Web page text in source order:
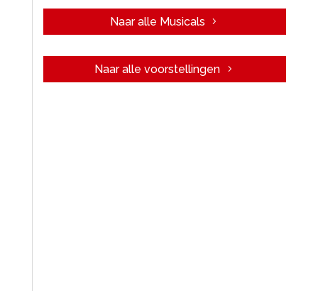
Naar alle Musicals
Naar alle voorstellingen